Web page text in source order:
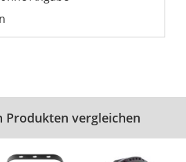
Produkten vergleichen